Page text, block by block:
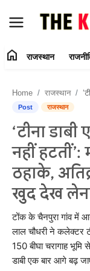
Contact Us
राजस्थान
राजनीति
क्राइम
भारत
बॉलीवुड
home राजस्थान
Home राजस्थान
Post राजस्थान
‘टीना
नहीं हटतीं’:
ठहाके,
खुद देख
टोंक के चैनपुरा गांव में
लाल चौधरी ने कलेक्टर
150 बीघा चरागाह
डाबी एक बार आगे बढ़